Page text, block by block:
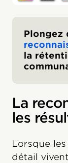
Plongez
la
La
les
Lorsque
détail